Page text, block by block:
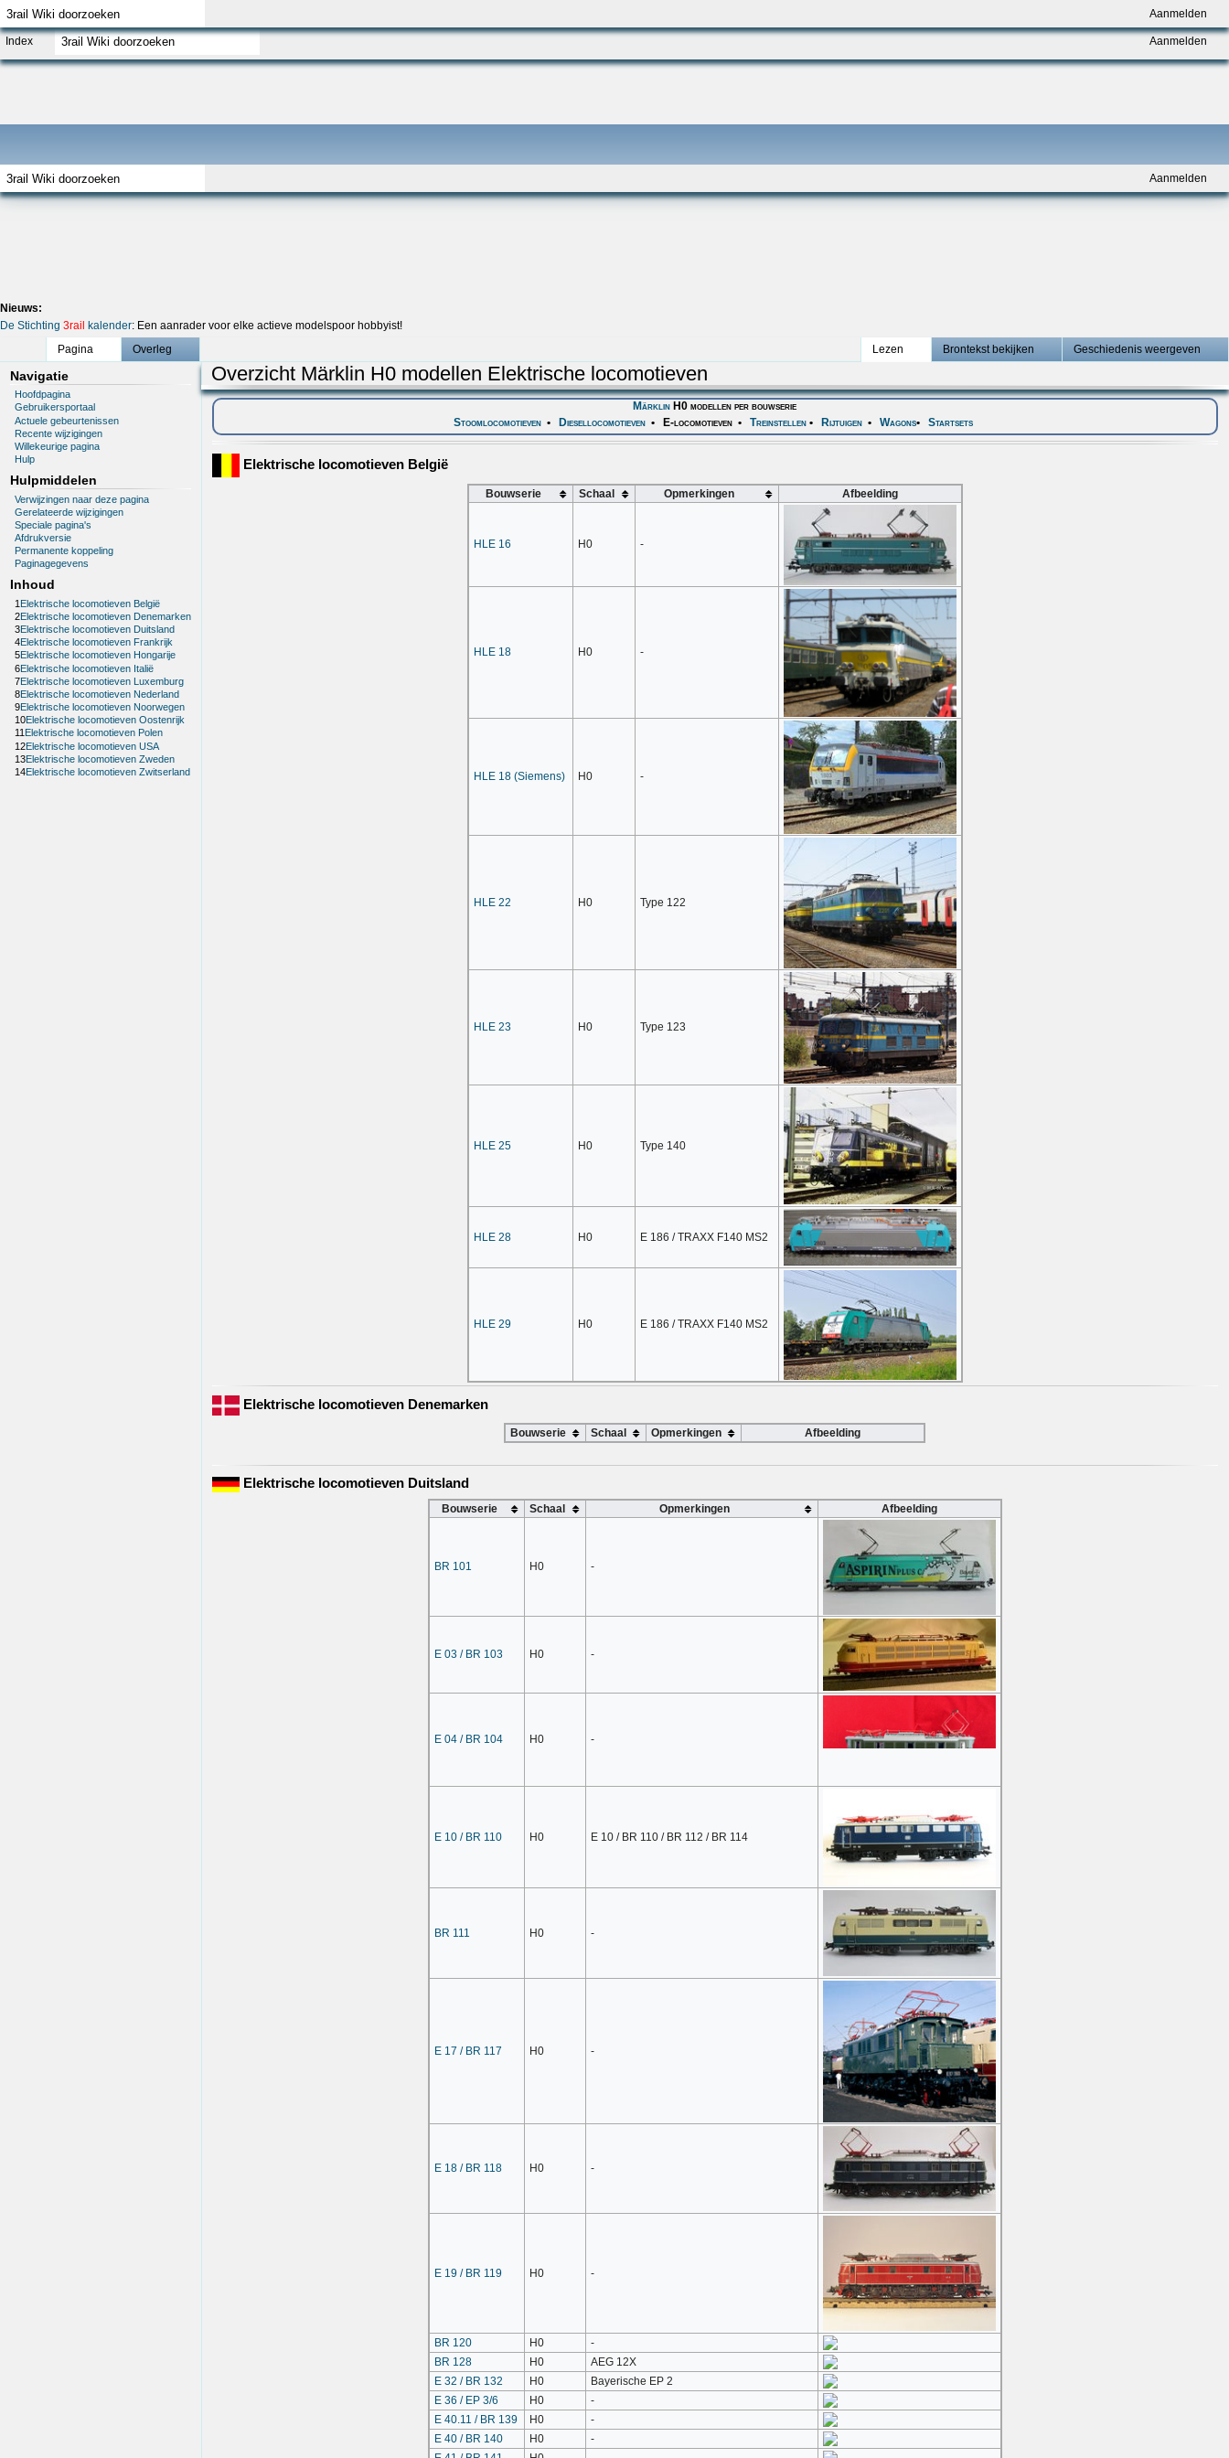
Aanmelden
Aanmelden
Index Aanmelden
Nieuws:
De Stichting 3rail kalender: Een aanrader voor elke actieve modelspoor hobbyist!
Pagina
Overleg Lezen Brontekst bekijken Geschiedenis weergeven
Navigatie
Hoofdpagina
Gebruikersportaal
Actuele gebeurtenissen
Recente wijzigingen
Willekeurige pagina
Hulp
Hulpmiddelen
Verwijzingen naar deze pagina
Gerelateerde wijzigingen
Speciale pagina's
Afdrukversie
Permanente koppeling
Paginagegevens
Inhoud
1 Elektrische locomotieven België
2Elektrische locomotieven Denemarken
3Elektrische locomotieven Duitsland
4Elektrische locomotieven Frankrijk
5Elektrische locomotieven Hongarije
6Elektrische locomotieven Italië
7Elektrische locomotieven Luxemburg
8Elektrische locomotieven Nederland
9Elektrische locomotieven Noorwegen
10Elektrische locomotieven Oostenrijk
11Elektrische locomotieven Polen
12Elektrische locomotieven USA
13Elektrische locomotieven Zweden
14Elektrische locomotieven Zwitserland
Overzicht Märklin H0 modellen Elektrische locomotieven
Märklin H0 modellen per bouwserie
Stoomlocomotieven • Diesellocomotieven • E-locomotieven • Treinstellen • Rijtuigen • Wagons• Startsets
Elektrische locomotieven België
Bouwserie Schaal Opmerkingen Afbeelding
HLE 16 H0 -
HLE 18 H0 -
HLE 18 (Siemens) H0 -
HLE 22 H0 Type 122
HLE 23 H0 Type 123
HLE 25 H0 Type 140
HLE 28 H0 E 186 / TRAXX F140 MS2
HLE 29 H0 E 186 / TRAXX F140 MS2
Elektrische locomotieven Denemarken
Bouwserie Schaal Opmerkingen Afbeelding
Elektrische locomotieven Duitsland
Bouwserie Schaal Opmerkingen Afbeelding
BR 101 H0 -
E 03 / BR 103 H0 -
E 04 / BR 104 H0 -
E 10 / BR 110 H0 E 10 / BR 110 / BR 112 / BR 114
BR 111 H0 -
E 17 / BR 117 H0 -
E 18 / BR 118 H0 -
E 19 / BR 119 H0 -
BR 120 H0
-
BR 128
H0
AEG 12X
E 32 / BR 132
H0
Bayerische EP 2
E 36 / EP 3/6
H0
-
E 40.11 / BR 139
H0
-
E 40 / BR 140
H0
-